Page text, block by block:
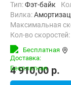
Тип:Фэт-байк
Вилка:
Максимальная
Кол-во скоростей:
Передний тормоз:
Задний тормоз:
Бесплатная
4 910,00 p.